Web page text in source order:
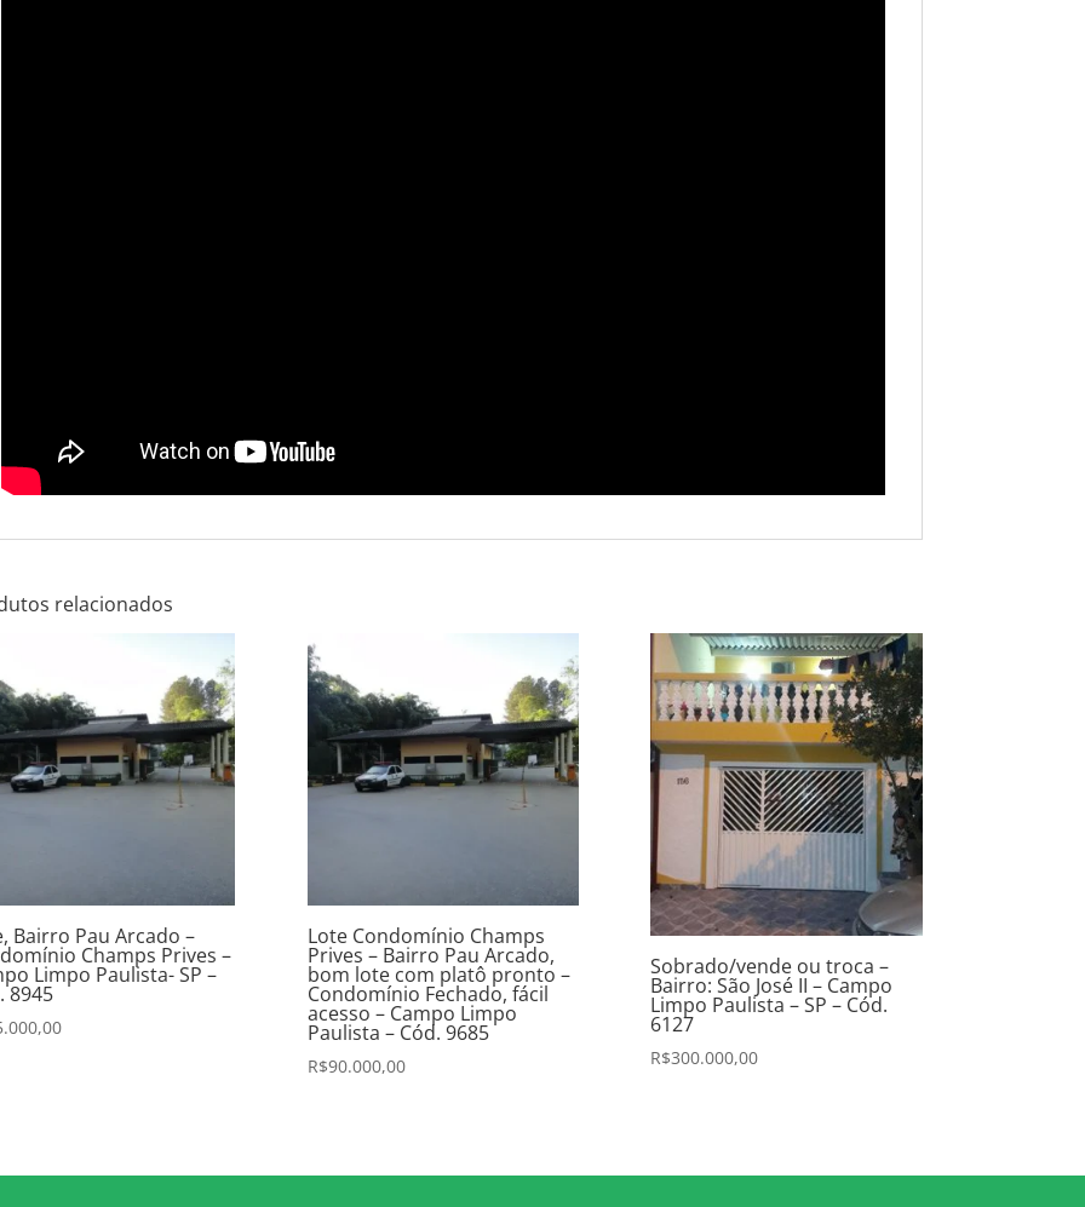
relacionados
Bairro Pau Arcado –
Champs Prives –
Limpo Paulista- SP –
8945
Lote Condomínio Champs
Prives – Bairro Pau Arcado,
bom lote com platô pronto –
Condomínio Fechado, fácil
acesso – Campo Limpo
Paulista – Cód. 9685
R$90.000,00
Sobrado/vende ou troca –
Bairro: São José II – Campo
Limpo Paulista – SP – Cód.
6127
R$300.000,00